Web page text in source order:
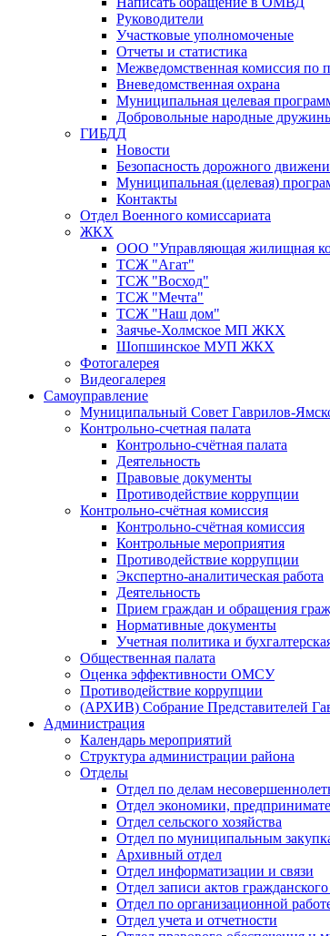
Руководители
Участковые уполномоченые
Отчеты и статистика
Межведомственная комиссия по
Вневедомственная охрана
Муниципальная целевая
Добровольные народные
ГИБДД
Новости
Безопасность дорожного
Муниципальная (целевая)
Контакты
Отдел Военного комиссариата
ЖКХ
ООО "Управляющая жилищная
ТСЖ "Агат"
ТСЖ "Восход"
ТСЖ "Мечта"
ТСЖ "Наш дом"
Заячье-Холмское МП ЖКХ
Шопшинское МУП ЖКХ
Фотогалерея
Видеогалерея
Самоуправление
Муниципальный Совет Гаврилов-
Контрольно-счетная палата
Контрольно-счётная палата
Деятельность
Правовые документы
Противодействие коррупции
Контрольно-счётная комиссия
Контрольно-счётная комиссия
Контрольные мероприятия
Противодействие коррупции
Экспертно-аналитическая работа
Деятельность
Прием граждан и обращения
Нормативные документы
Учетная политика и
Общественная палата
Оценка эффективности ОМСУ
Противодействие коррупции
(АРХИВ) Собрание Представителей
Администрация
Календарь мероприятий
Структура администрации района
Отделы
Отдел по делам
Отдел экономики,
Отдел сельского хозяйства
Отдел по муниципальным
Архивный отдел
Отдел информатизации и связи
Отдел записи актов
Отдел по организационной
Отдел учета и отчетности